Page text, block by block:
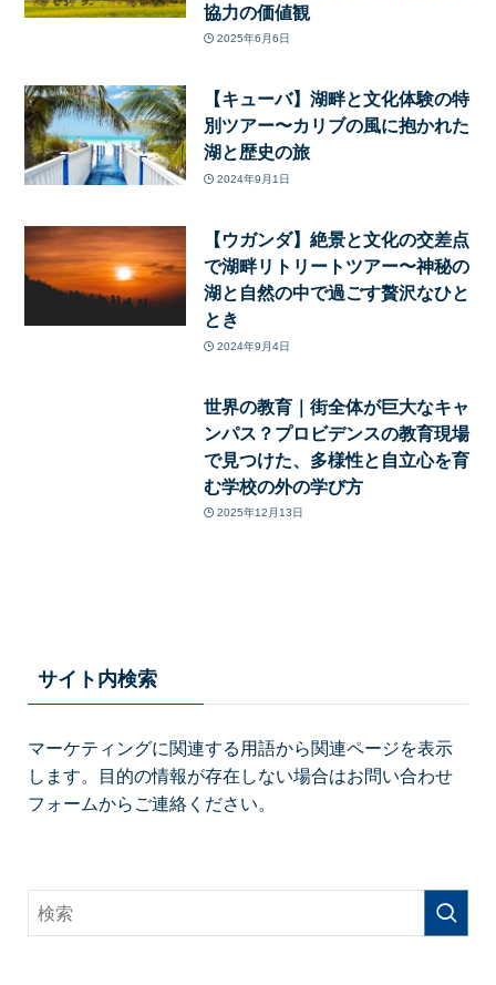
協力の価値観
2025年6月6日
【キューバ】湖畔と文化体験の特
別ツアー〜カリブの風に抱かれた
湖と歴史の旅
2024年9月1日
【ウガンダ】絶景と文化の交差点
で湖畔リトリートツアー〜神秘の
湖と自然の中で過ごす贅沢なひと
とき
2024年9月4日
世界の教育｜街全体が巨大なキャ
ンパス？プロビデンスの教育現場
で見つけた、多様性と自立心を育
む学校の外の学び方
2025年12月13日
サイト内検索
マーケティングに関連する用語から関連ページを表示
します。目的の情報が存在しない場合はお問い合わせ
フォームからご連絡ください。